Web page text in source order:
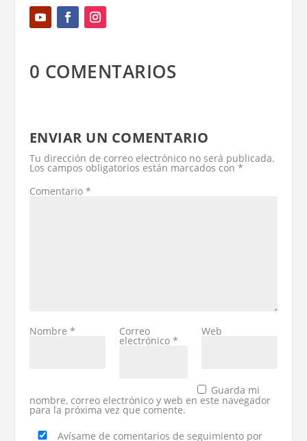
0 COMENTARIOS
ENVIAR UN COMENTARIO
Tu dirección de correo electrónico no será publicada.
Los campos obligatorios están marcados con *
Comentario *
Nombre * Correo
electrónico *
Web
Guarda mi
nombre, correo electrónico y web en este navegador
para la próxima vez que comente.
Avísame de comentarios de seguimiento por